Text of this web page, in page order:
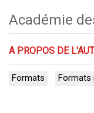
Académie
A PROPOS DE
Formats Formats